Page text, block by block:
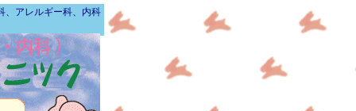
アレルギー科、内科